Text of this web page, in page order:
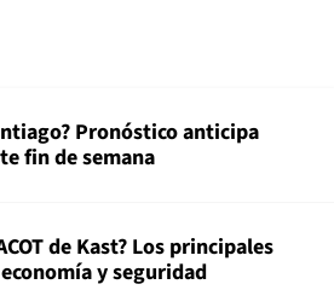
Pronóstico anticipa
fin de semana
de Kast? Los principales
y seguridad